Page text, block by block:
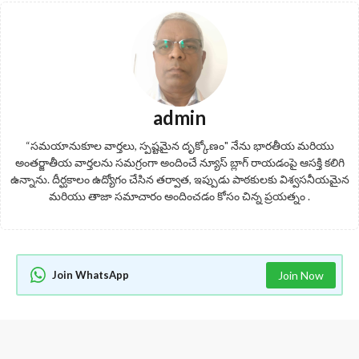
admin
“సమయానుకూల వార్తలు, స్పష్టమైన దృక్కోణం" నేను భారతీయ మరియు
అంతర్జాతీయ వార్తలను సమగ్రంగా అందించే న్యూస్ బ్లాగ్ రాయడంపై ఆసక్తి కలిగి
ఉన్నాను. దీర్ఘకాలం ఉద్యోగం చేసిన తర్వాత, ఇప్పుడు పాఠకులకు విశ్వసనీయమైన
మరియు తాజా సమాచారం అందించడం కోసం చిన్న ప్రయత్నం .
Join WhatsApp Join Now